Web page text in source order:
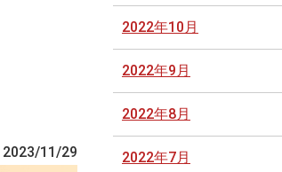
2023/11/29
2022年10月
2022年9月
2022年8月
2022年7月